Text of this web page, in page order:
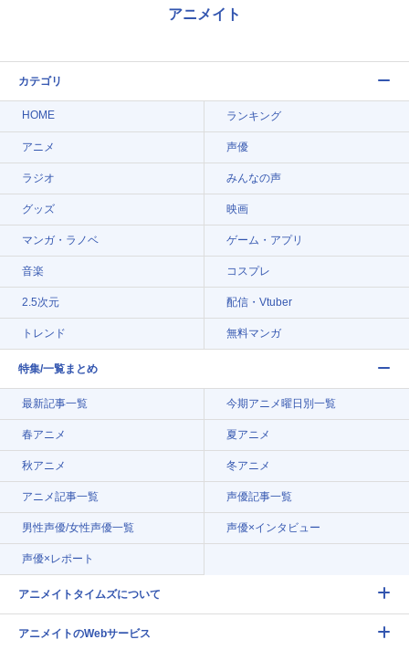
アニメイト
カテゴリ
HOME ランキング
アニメ 声優
ラジオ みんなの声
グッズ 映画
マンガ・ラノベ ゲーム・アプリ
音楽 コスプレ
2.5次元 配信・Vtuber
トレンド 無料マンガ
特集/一覧まとめ
最新記事一覧 今期アニメ曜日別一覧
春アニメ 夏アニメ
秋アニメ 冬アニメ
アニメ記事一覧 声優記事一覧
男性声優/女性声優一覧 声優×インタビュー
声優×レポート
アニメイトタイムズについて
アニメイトのWebサービス